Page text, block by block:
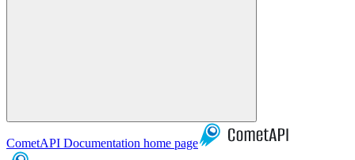
CometAPI Documentation home page